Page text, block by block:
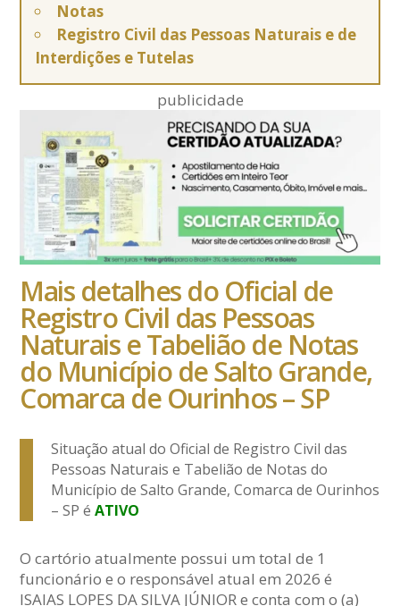
Notas
Registro Civil das Pessoas Naturais e de
Interdições e Tutelas
publicidade
Mais detalhes do Oficial de
Registro Civil das Pessoas
Naturais e Tabelião de Notas
do Município de Salto Grande,
Comarca de Ourinhos – SP
Situação atual do Oficial de Registro Civil das
Pessoas Naturais e Tabelião de Notas do
Município de Salto Grande, Comarca de Ourinhos
– SP éATIVO
O cartório atualmente possui um total de 1
funcionário e o responsável atual em 2026 é
ISAIAS LOPES DA SILVA JÚNIOR e conta com o (a)